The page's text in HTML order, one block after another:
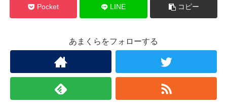
Pocket LINE コピー
あまくらをフォローする